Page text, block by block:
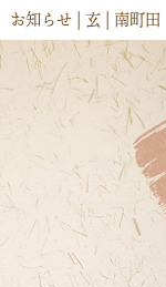
お知らせ | 玄 | 南